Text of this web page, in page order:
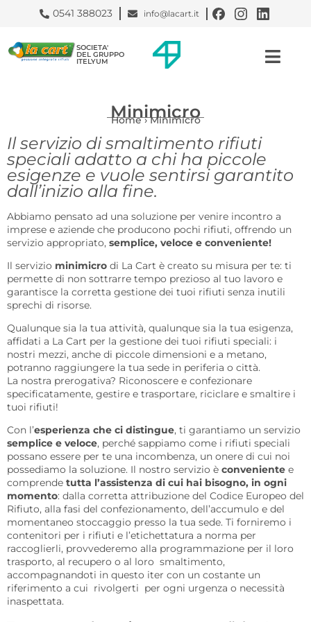
0541 388023 info@lacart.it
SOCIETA'
DEL GRUPPO
ITELYUM
Minimicro
Home›Minimicro
Il servizio di smaltimento rifiuti
speciali adatto a chi ha piccole
esigenze e vuole sentirsi garantito
dall’inizio alla fine.
Abbiamo pensato ad una soluzione per venire incontro a
imprese e aziende che producono pochi rifiuti, offrendo un
servizio appropriato, semplice, veloce e conveniente!
Il servizio minimicro di La Cart è creato su misura per te: ti
permette di non sottrarre tempo prezioso al tuo lavoro e
garantisce la corretta gestione dei tuoi rifiuti senza inutili
sprechi di risorse.
Qualunque sia la tua attività, qualunque sia la tua esigenza,
affidati a La Cart per la gestione dei tuoi rifiuti speciali: i
nostri mezzi, anche di piccole dimensioni e a metano,
potranno raggiungere la tua sede in periferia o città.
La nostra prerogativa? Riconoscere e confezionare
specificatamente, gestire e trasportare, riciclare e smaltire i
tuoi rifiuti!
Con l’esperienza che ci distingue, ti garantiamo un servizio
semplice e veloce, perché sappiamo come i rifiuti speciali
possano essere per te una incombenza, un onere di cui noi
possediamo la soluzione. Il nostro servizio è conveniente e
comprende tutta l’assistenza di cui hai bisogno, in ogni
momento: dalla corretta attribuzione del Codice Europeo del
Rifiuto, alla fasi del confezionamento, dell’accumulo e del
momentaneo stoccaggio presso la tua sede. Ti forniremo i
contenitori per i rifiuti e l’etichettatura a norma per
raccoglierli, provvederemo alla programmazione per il loro
trasporto, al recupero o al loro smaltimento,
accompagnandoti in questo iter con un costante un
riferimento a cui rivolgerti per ogni urgenza o necessità
inaspettata.